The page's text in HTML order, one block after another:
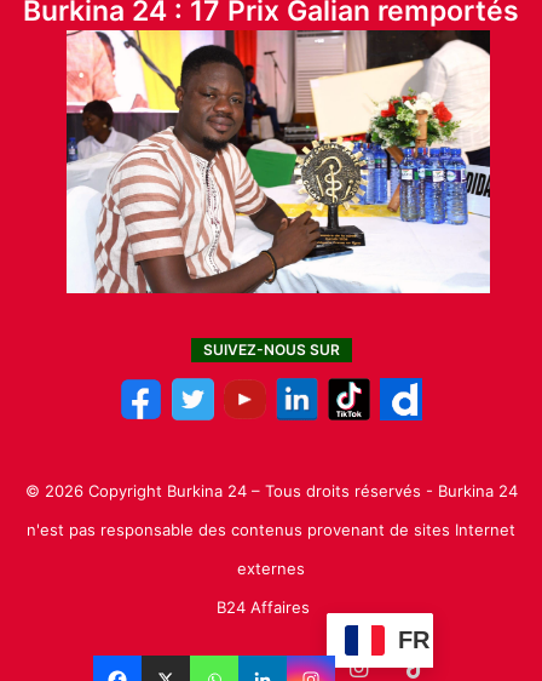
Burkina 24 : 17 Prix Galian remportés
SUIVEZ-NOUS SUR
© 2026 Copyright Burkina 24 – Tous droits réservés - Burkina 24
n'est pas responsable des contenus provenant de sites Internet
externes
B24 Affaires
FR
Facebook LinkedinYouTubeInstagram
TikTok